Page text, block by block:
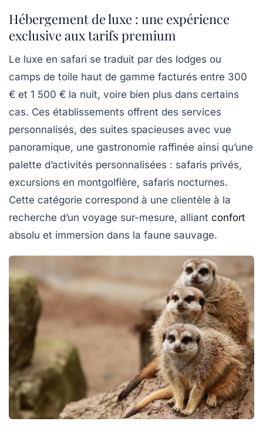
Hébergement de luxe : une expérience
exclusive aux tarifs premium
Le luxe en safari se traduit par des lodges ou
camps de toile haut de gamme facturés entre 300
€ et 1 500 € la nuit, voire bien plus dans certains
cas. Ces établissements offrent des services
personnalisés, des suites spacieuses avec vue
panoramique, une gastronomie raffinée ainsi qu’une
palette d’activités personnalisées : safaris privés,
excursions en montgolfière, safaris nocturnes.
Cette catégorie correspond à une clientèle à la
recherche d’un voyage sur-mesure, alliant confort
absolu et immersion dans la faune sauvage.